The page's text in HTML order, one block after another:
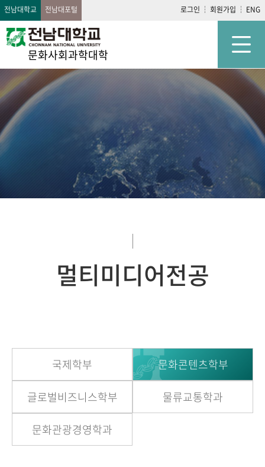
전남대학교 전남대포털 로그인 회원가입 ENG
문화사회과학대학
멀티미디어전공
국제학부 문화콘텐츠학부
글로벌비즈니스학부 물류교통학과
문화관광경영학과